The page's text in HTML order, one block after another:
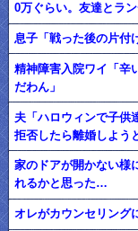
0万ぐらい。友達とラ
息子「戦った後の片付
精神障害入院ワイ「辛
だわん」
夫「ハロウィンで子供
拒否したら離婚しよう
家のドアが開かない様
れるかと思った…
オレがカウンセリング